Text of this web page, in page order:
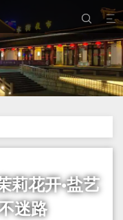


花开•盐艺
迷路